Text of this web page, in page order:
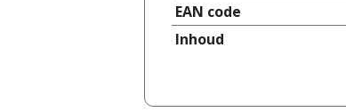
EAN code
Inhoud